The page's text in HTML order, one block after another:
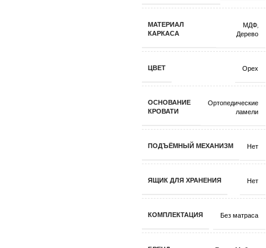
МАТЕРИАЛ
КАРКАСА
МДФ,
Дерево
ЦВЕТ Орех
ОСНОВАНИЕ
КРОВАТИ
Ортопедические
ламели
ПОДЪЁМНЫЙ МЕХАНИЗМ Нет
ЯЩИК ДЛЯ ХРАНЕНИЯ Нет
КОМПЛЕКТАЦИЯ Без матраса